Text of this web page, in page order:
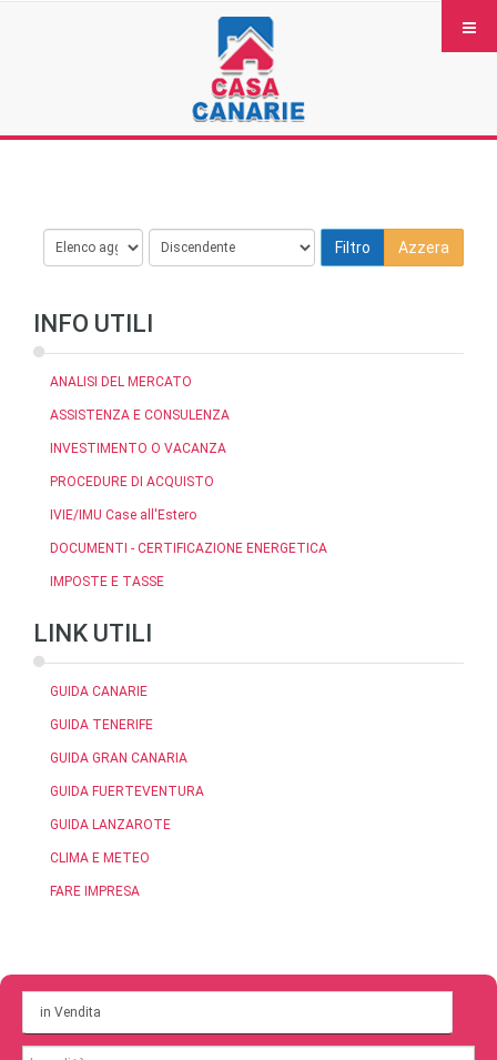
INFO UTILI
ANALISI DEL MERCATO
ASSISTENZA E CONSULENZA
INVESTIMENTO O VACANZA
PROCEDURE DI ACQUISTO
IVIE/IMU Case all'Estero
DOCUMENTI - CERTIFICAZIONE ENERGETICA
IMPOSTE E TASSE
LINK UTILI
GUIDA CANARIE
GUIDA TENERIFE
GUIDA GRAN CANARIA
GUIDA FUERTEVENTURA
GUIDA LANZAROTE
CLIMA E METEO
FARE IMPRESA
in Vendita